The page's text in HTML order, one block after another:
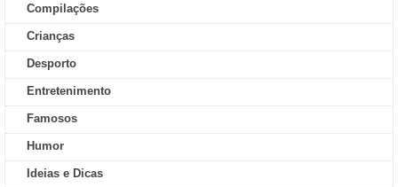
Compilações
Crianças
Desporto
Entretenimento
Famosos
Humor
Ideias e Dicas